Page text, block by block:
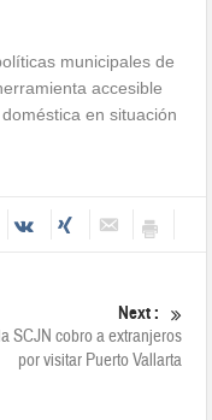
municipales de
accesible
en situación
Next :
SCJN cobro a extranjeros
por visitar Puerto Vallarta